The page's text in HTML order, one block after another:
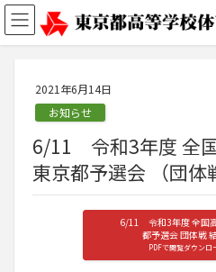
2021年6月14日
お知らせ
6/11 令和3年度 全
東京都予選会 （団体
6/11 令和3年度 全国
都予選会 団体戦
PDFで閲覧ダウンロ